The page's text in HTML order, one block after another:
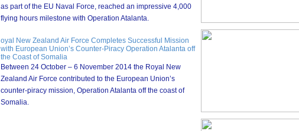
as part of the EU Naval Force, reached an impressive 4,000
flying hours milestone with Operation Atalanta.
oyal New Zealand Air Force Completes Successful Mission
with European Union’s Counter-Piracy Operation Atalanta off
the Coast of Somalia
Between 24 October – 6 November 2014 the Royal New
Zealand Air Force contributed to the European Union’s
counter-piracy mission, Operation Atalanta off the coast of
Somalia.